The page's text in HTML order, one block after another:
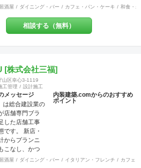
ります。ご気
のサービス・
自信あり！そ
手伝いさせて
に渡り様々な
す。 これまで
万程の開きで
）
。 その他：道
安委員会許
号
居酒屋 ダイニング・バー カフェ・パン・ケーキ 和食・
相談する（無料）
[株式会社三福]
山区幸心3-1119
工管理 設計施工
メッセージ
は総合建設業の
店舗専門ブラ
した店舗工事
です。 新店・
からプランニ
こなし、かつ
、お客様のご
内装建築.comからのおすすめ
ポイント
居酒屋 ダイニング・バー イタリアン・フレンチ カフェ